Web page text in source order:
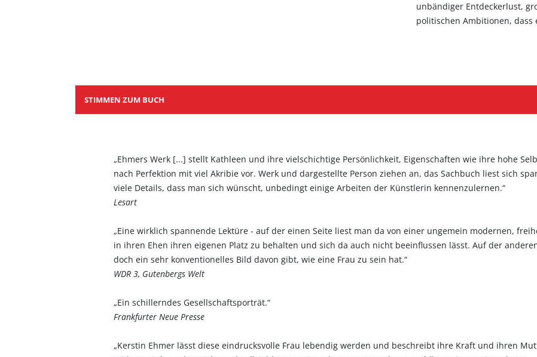
unbändiger Entdeckerlust,
politischen Ambitionen, dass
STIMMEN ZUM BUCH
„Ehmers Werk [...] stellt Kathleen und ihre vielschichtige Persönlichkeit, Eigenschaften wie ihre hohe
nach Perfektion mit viel Akribie vor. Werk und dargestellte Person ziehen an, das Sachbuch liest sich
viele Details, dass man sich wünscht, unbedingt einige Arbeiten der Künstlerin kennenzulernen.“
Lesart
„Eine wirklich spannende Lektüre - auf der einen Seite liest man da von einer ungemein modernen,
in ihren Ehen ihren eigenen Platz zu behalten und sich da auch nicht beeinflussen lässt. Auf der
doch ein sehr konventionelles Bild davon gibt, wie eine Frau zu sein hat.“
WDR 3, Gutenbergs Welt
„Ein schillerndes Gesellschaftsporträt.“
Frankfurter Neue Presse
„Kerstin Ehmer lässt diese eindrucksvolle Frau lebendig werden und beschreibt ihre Kraft und ihren